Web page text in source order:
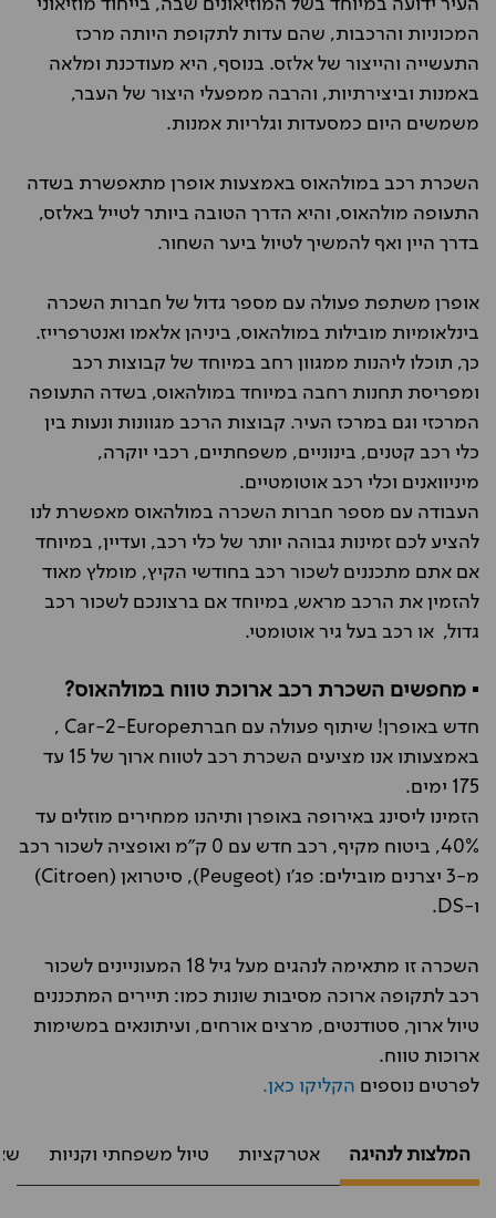
העיר ידועה במיוחד בשל המוזיאונים שבה, בייחוד מוזיאוני
המכוניות והרכבות, שהם עדות לתקופת היותה מרכז
התעשייה והייצור של אלזס. בנוסף, היא מעודכנת ומלאה
באמנות וביצירתיות, והרבה ממפעלי היצור של העבר,
משמשים היום כמסעדות וגלריות אמנות.
השכרת רכב במולהאוס באמצעות אופרן מתאפשרת בשדה
התעופה מולהאוס, והיא הדרך הטובה ביותר לטייל באלזס,
בדרך היין ואף להמשיך לטיול ביער השחור.
אופרן משתפת פעולה עם מספר גדול של חברות השכרה
בינלאומיות מובילות במולהאוס, ביניהן אלאמו ואנטרפרייז.
כך, תוכלו ליהנות ממגוון רחב במיוחד של קבוצות רכב
ומפריסת תחנות רחבה במיוחד במולהאוס, בשדה התעופה
המרכזי וגם במרכז העיר. קבוצות הרכב מגוונות ונעות בין
כלי רכב קטנים, בינוניים, משפחתיים, רכבי יוקרה,
מיניוואנים וכלי רכב אוטומטיים.
העבודה עם מספר חברות השכרה במולהאוס מאפשרת לנו
להציע לכם זמינות גבוהה יותר של כלי רכב, ועדיין, במיוחד
אם אתם מתכננים לשכור רכב בחודשי הקיץ, מומלץ מאוד
להזמין את הרכב מראש, במיוחד אם ברצונכם לשכור רכב
גדול, או רכב בעל גיר אוטומטי.
▪️ מחפשים השכרת רכב ארוכת טווח במולהאוס?
חדש באופרן! שיתוף פעולה עם חברתCar-2-Europe ,
באמצעותו אנו מציעים השכרת רכב לטווח ארוך של 15 עד
175 ימים.
הזמינו ליסינג באירופה באופרן ותיהנו ממחירים מוזלים עד
40%, ביטוח מקיף, רכב חדש עם 0 ק"מ ואופציה לשכור רכב
מ-3 יצרנים מובילים: פג'ו (Peugeot), סיטרואן (Citroen)
ו-DS.
השכרה זו מתאימה לנהגים מעל גיל 18 המעוניינים לשכור
רכב לתקופה ארוכה מסיבות שונות כמו: תיירים המתכננים
טיול ארוך, סטודנטים, מרצים אורחים, ועיתונאים במשימות
ארוכות טווח.
לפרטים נוספים הקליקו כאן.
המלצות לנהיגה אטרקציות טיול משפחתי וקניות